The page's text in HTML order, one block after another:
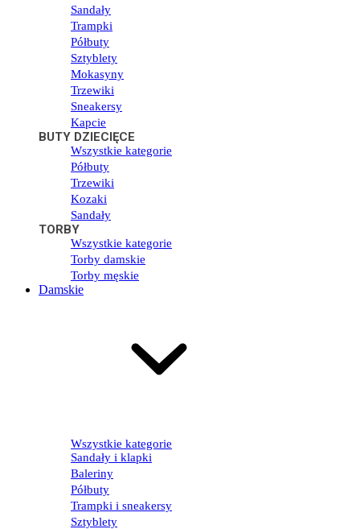
Sandały
Trampki
Półbuty
Sztyblety
Mokasyny
Trzewiki
Sneakersy
Kapcie
BUTY DZIECIĘCE
Wszystkie kategorie
Półbuty
Trzewiki
Kozaki
Sandały
TORBY
Wszystkie kategorie
Torby damskie
Torby męskie
Damskie
Wszystkie kategorie
Sandały i klapki
Baleriny
Półbuty
Trampki i sneakersy
Sztyblety